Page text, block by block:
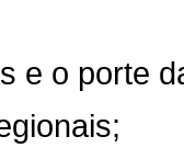
e o porte